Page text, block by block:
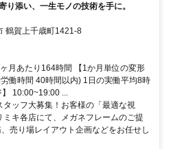
り添い、一生モノの技術を手に。
鶴賀上千歳町1421-8
月あたり164時間 【1か月単位の変形
働時間 40時間以内) 1日の実働平均8時
10:00~19:00 ...
ッフ大募集！お客様の「最適な視
キ各店にて、メガネフレームのご提
売り場レイアウト企画などをお任せし